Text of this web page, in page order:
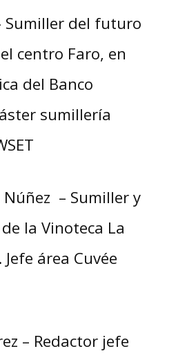
Sumiller del futuro
centro Faro, en
del Banco
sumillería
Núñez – Sumiller y
la Vinoteca La
área Cuvée
– Redactor jefe